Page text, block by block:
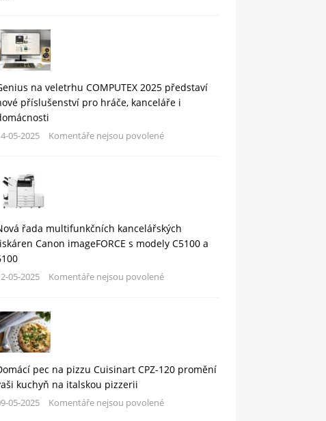
na veletrhu COMPUTEX 2025 představí
příslušenství pro hráče, kanceláře i
05-2025 Komentáře nejsou povolené
řada multifunkčních kancelářských
Canon imageFORCE s modely C5100 a
05-2025 Komentáře nejsou povolené
pec na pizzu Cuisinart CPZ-120 promění
kuchyň na italskou pizzerii
05-2025 Komentáře nejsou povolené